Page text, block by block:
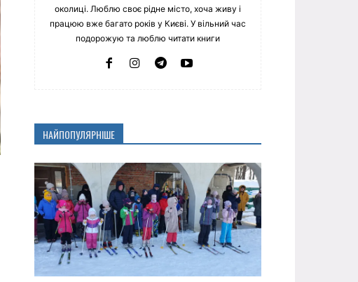
околиці. Люблю своє рідне місто, хоча живу і
працюю вже багато років у Києві. У вільний час
подорожую та люблю читати книги
НАЙПОПУЛЯРНІШЕ